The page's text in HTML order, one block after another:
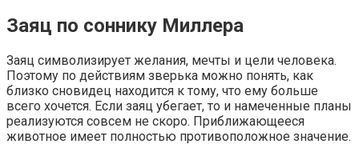
Заяц по соннику Миллера
Заяц символизирует желания, мечты и цели человека.
Поэтому по действиям зверька можно понять, как
близко сновидец находится к тому, что ему больше
всего хочется. Если заяц убегает, то и намеченные планы
реализуются совсем не скоро. Приближающееся
животное имеет полностью противоположное значение.